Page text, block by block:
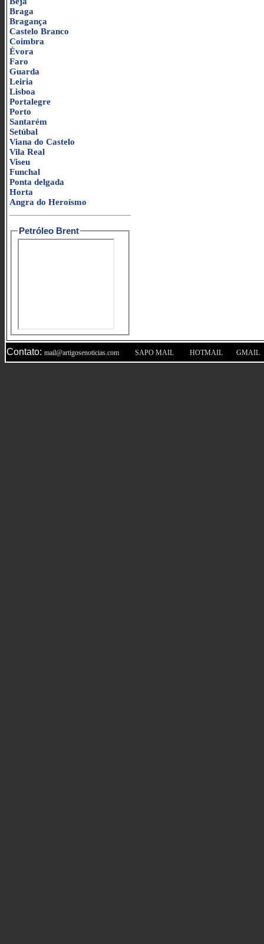
Braga
Bragança
Castelo Branco
Coimbra
Évora
Faro
Guarda
Leiria
Lisboa
Portalegre
Porto
Santarém
Setúbal
Viana do Castelo
Vila Real
Viseu
Funchal
Ponta delgada
Horta
Angra do Heroísmo
Petróleo Brent
Contato: mail@artigosenoticias.com SAPO MAIL HOTMAIL GMAIL